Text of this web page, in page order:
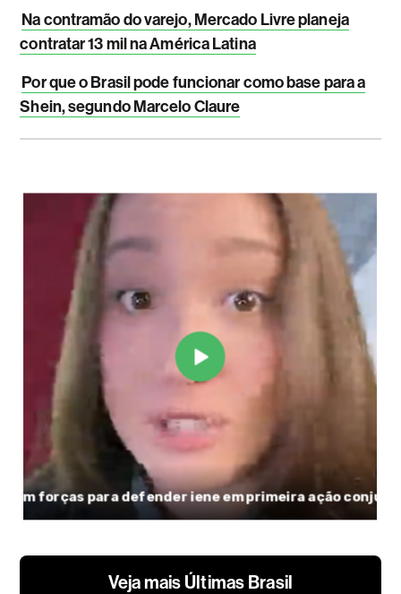
Na contramão do varejo, Mercado Livre planeja
contratar 13 mil na América Latina
Por que o Brasil pode funcionar como base para a
Shein, segundo Marcelo Claure
Veja mais Últimas Brasil